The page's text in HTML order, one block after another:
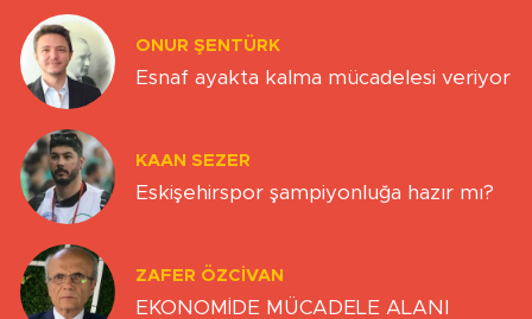
ONUR ŞENTÜRK
Esnaf ayakta kalma mücadelesi veriyor
KAAN SEZER
Eskişehirspor şampiyonluğa hazır mı?
ZAFER ÖZCIVAN
EKONOMİDE MÜCADELE ALANI